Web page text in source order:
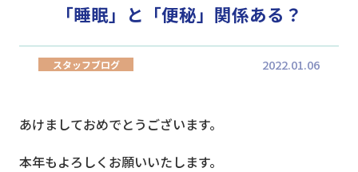
「睡眠」と「便秘」関係ある？
スタッフブログ 2022.01.06
あけましておめでとうございます。
本年もよろしくお願いいたします。